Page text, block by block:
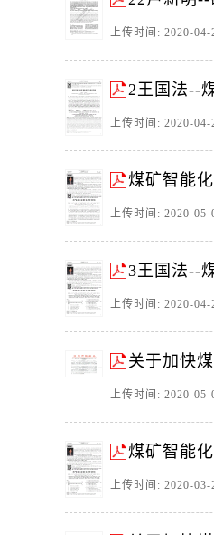
上传时间: 2020-
2王国法--
上传时间: 2020-
煤矿智能
上传时间: 2020-
3王国法--
上传时间: 2020-
关于加快
上传时间: 2020-
煤矿智能
上传时间: 2020-